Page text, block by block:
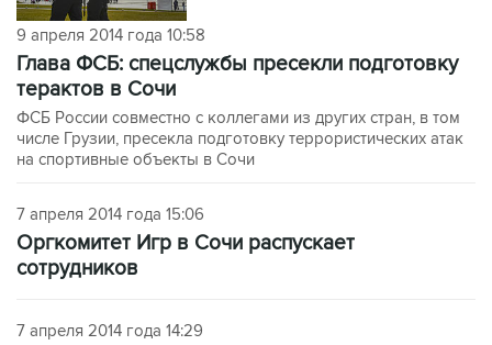
9 апреля 2014 года 10:58
Глава ФСБ: спецслужбы пресекли подготовку
терактов в Сочи
ФСБ России совместно с коллегами из других стран, в том
числе Грузии, пресекла подготовку террористических атак
на спортивные объекты в Сочи
7 апреля 2014 года 15:06
Оргкомитет Игр в Сочи распускает
сотрудников
7 апреля 2014 года 14:29